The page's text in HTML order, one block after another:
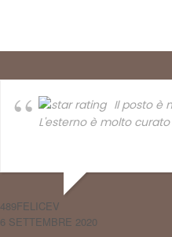
Il posto è
L'esterno è molto
489FELICEV
6 SETTEMBRE 2020